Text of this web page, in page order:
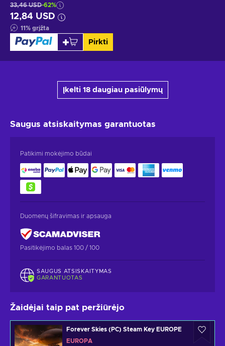
33,46 USD-62%
12,84 USD
11% grįžta
Pirkti
Įkelti 18 daugiau pasiūlymų
Saugus atsiskaitymas garantuotas
Patikimi mokėjimo būdai
Duomenų šifravimas ir apsauga
Pasitikėjimo balas 100 / 100
SAUGUS ATSISKAITYMAS
GARANTUOTAS
Žaidėjai taip pat peržiūrėjo
Forever Skies (PC) Steam Key EUROPE
EUROPA